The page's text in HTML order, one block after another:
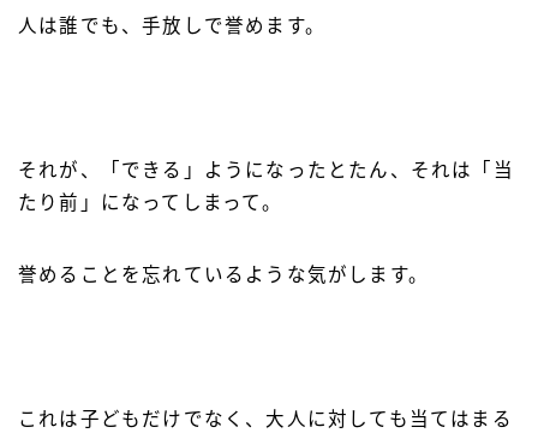
人は誰でも、手放しで誉めます。
それが、「できる」ようになったとたん、それは「当
たり前」になってしまって。
誉めることを忘れているような気がします。
これは子どもだけでなく、大人に対しても当てはまる